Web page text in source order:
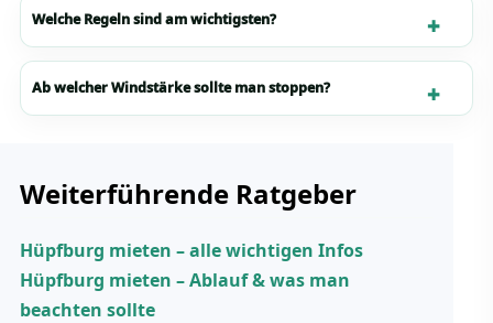
Welche Regeln sind am wichtigsten?
Ab welcher Windstärke sollte man stoppen?
Weiterführende Ratgeber
Hüpfburg mieten – alle wichtigen Infos
Hüpfburg mieten – Ablauf & was man
beachten sollte